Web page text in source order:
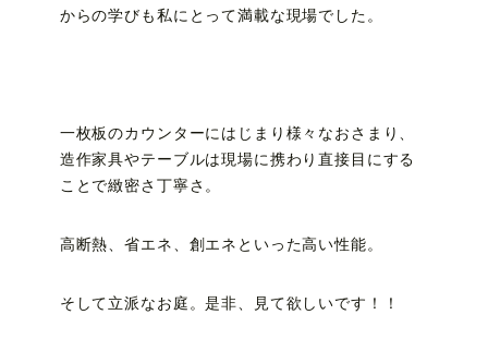
からの学びも私にとって満載な現場でした。
一枚板のカウンターにはじまり様々なおさまり、
造作家具やテーブルは現場に携わり直接目にする
ことで緻密さ丁寧さ。
高断熱、省エネ、創エネといった高い性能。
そして立派なお庭。是非、見て欲しいです！！